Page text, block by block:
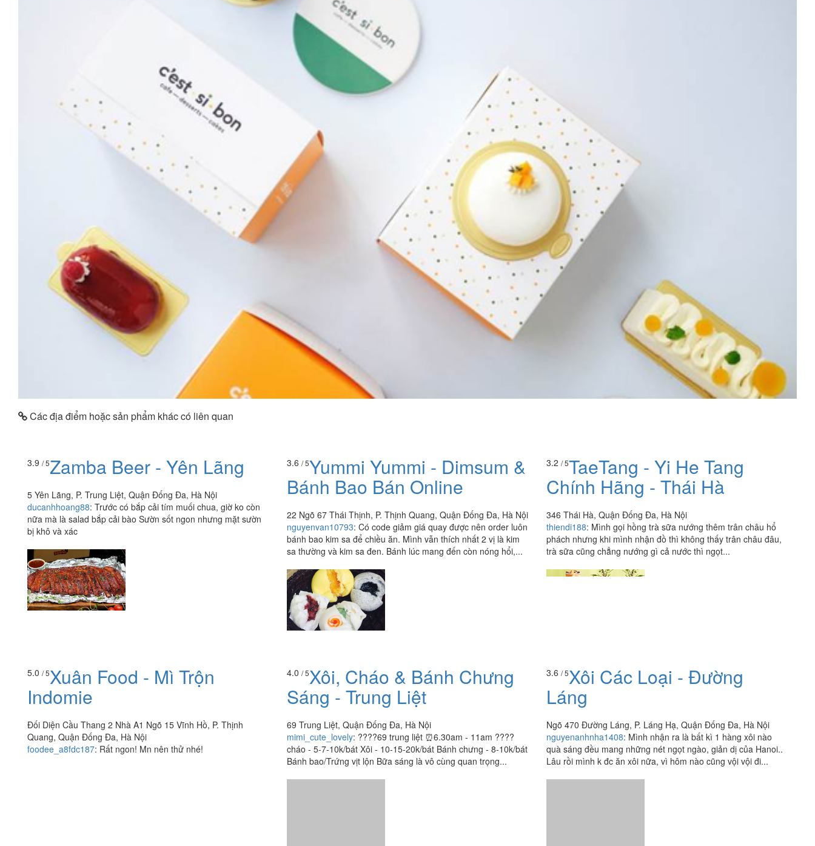
Các địa điểm hoặc sản phẩm khác có liên quan
3.9 / 5Zamba Beer - Yên Lãng
5 Yên Lãng, P. Trung Liệt, Quận Đống Đa, Hà Nội
ducanhhoang88: Trước có bắp cải tím muối chua, giờ ko còn
nữa mà là salad bắp cải bào Sườn sốt ngon nhưng mặt sườn
bị khô và xác
3.6 / 5Yummi Yummi - Dimsum &
Bánh Bao Bán Online
22 Ngõ 67 Thái Thịnh, P. Thịnh Quang, Quận Đống Đa, Hà Nội
nguyenvan10793: Có code giảm giá quay được nên order luôn
bánh bao kim sa để chiều ăn. Mình vẫn thích nhất 2 vị là kim
sa thường và kim sa đen. Bánh lúc mang đến còn nóng hổi,...
3.2 / 5TaeTang - Yi He Tang
Chính Hãng - Thái Hà
346 Thái Hà, Quận Đống Đa, Hà Nội
thiendi188: Mình gọi hồng trà sữa nướng thêm trân châu hổ
phách nhưng khi mình nhận đồ thì không thấy trân châu đâu,
trà sữa cũng chẳng nướng gì cả nước thì ngọt...
5.0 / 5Xuân Food - Mì Trộn
Indomie
Đối Diện Cầu Thang 2 Nhà A1 Ngõ 15 Vĩnh Hồ, P. Thịnh
Quang, Quận Đống Đa, Hà Nội
foodee_a8fdc187: Rất ngon! Mn nên thử nhé!
4.0 / 5Xôi, Cháo & Bánh Chưng
Sáng - Trung Liệt
69 Trung Liệt, Quận Đống Đa, Hà Nội
mimi_cute_lovely: ????69 trung liệt ⏰6.30am - 11am ????
cháo - 5-7-10k/bát Xôi - 10-15-20k/bát Bánh chưng - 8-10k/bát
Bánh bao/Trứng vịt lộn Bữa sáng là vô cùng quan trọng...
3.6 / 5Xôi Các Loại - Đường
Láng
Ngõ 470 Đường Láng, P. Láng Hạ, Quận Đống Đa, Hà Nội
nguyenanhnha1408: Mình nhận ra là bất kì 1 hàng xôi nào
quà sáng đều mang những nét ngọt ngào, giản dị của Hanoi..
Lâu rồi mình k đc ăn xôi nữa, vì hôm nào cũng vội vội đi...